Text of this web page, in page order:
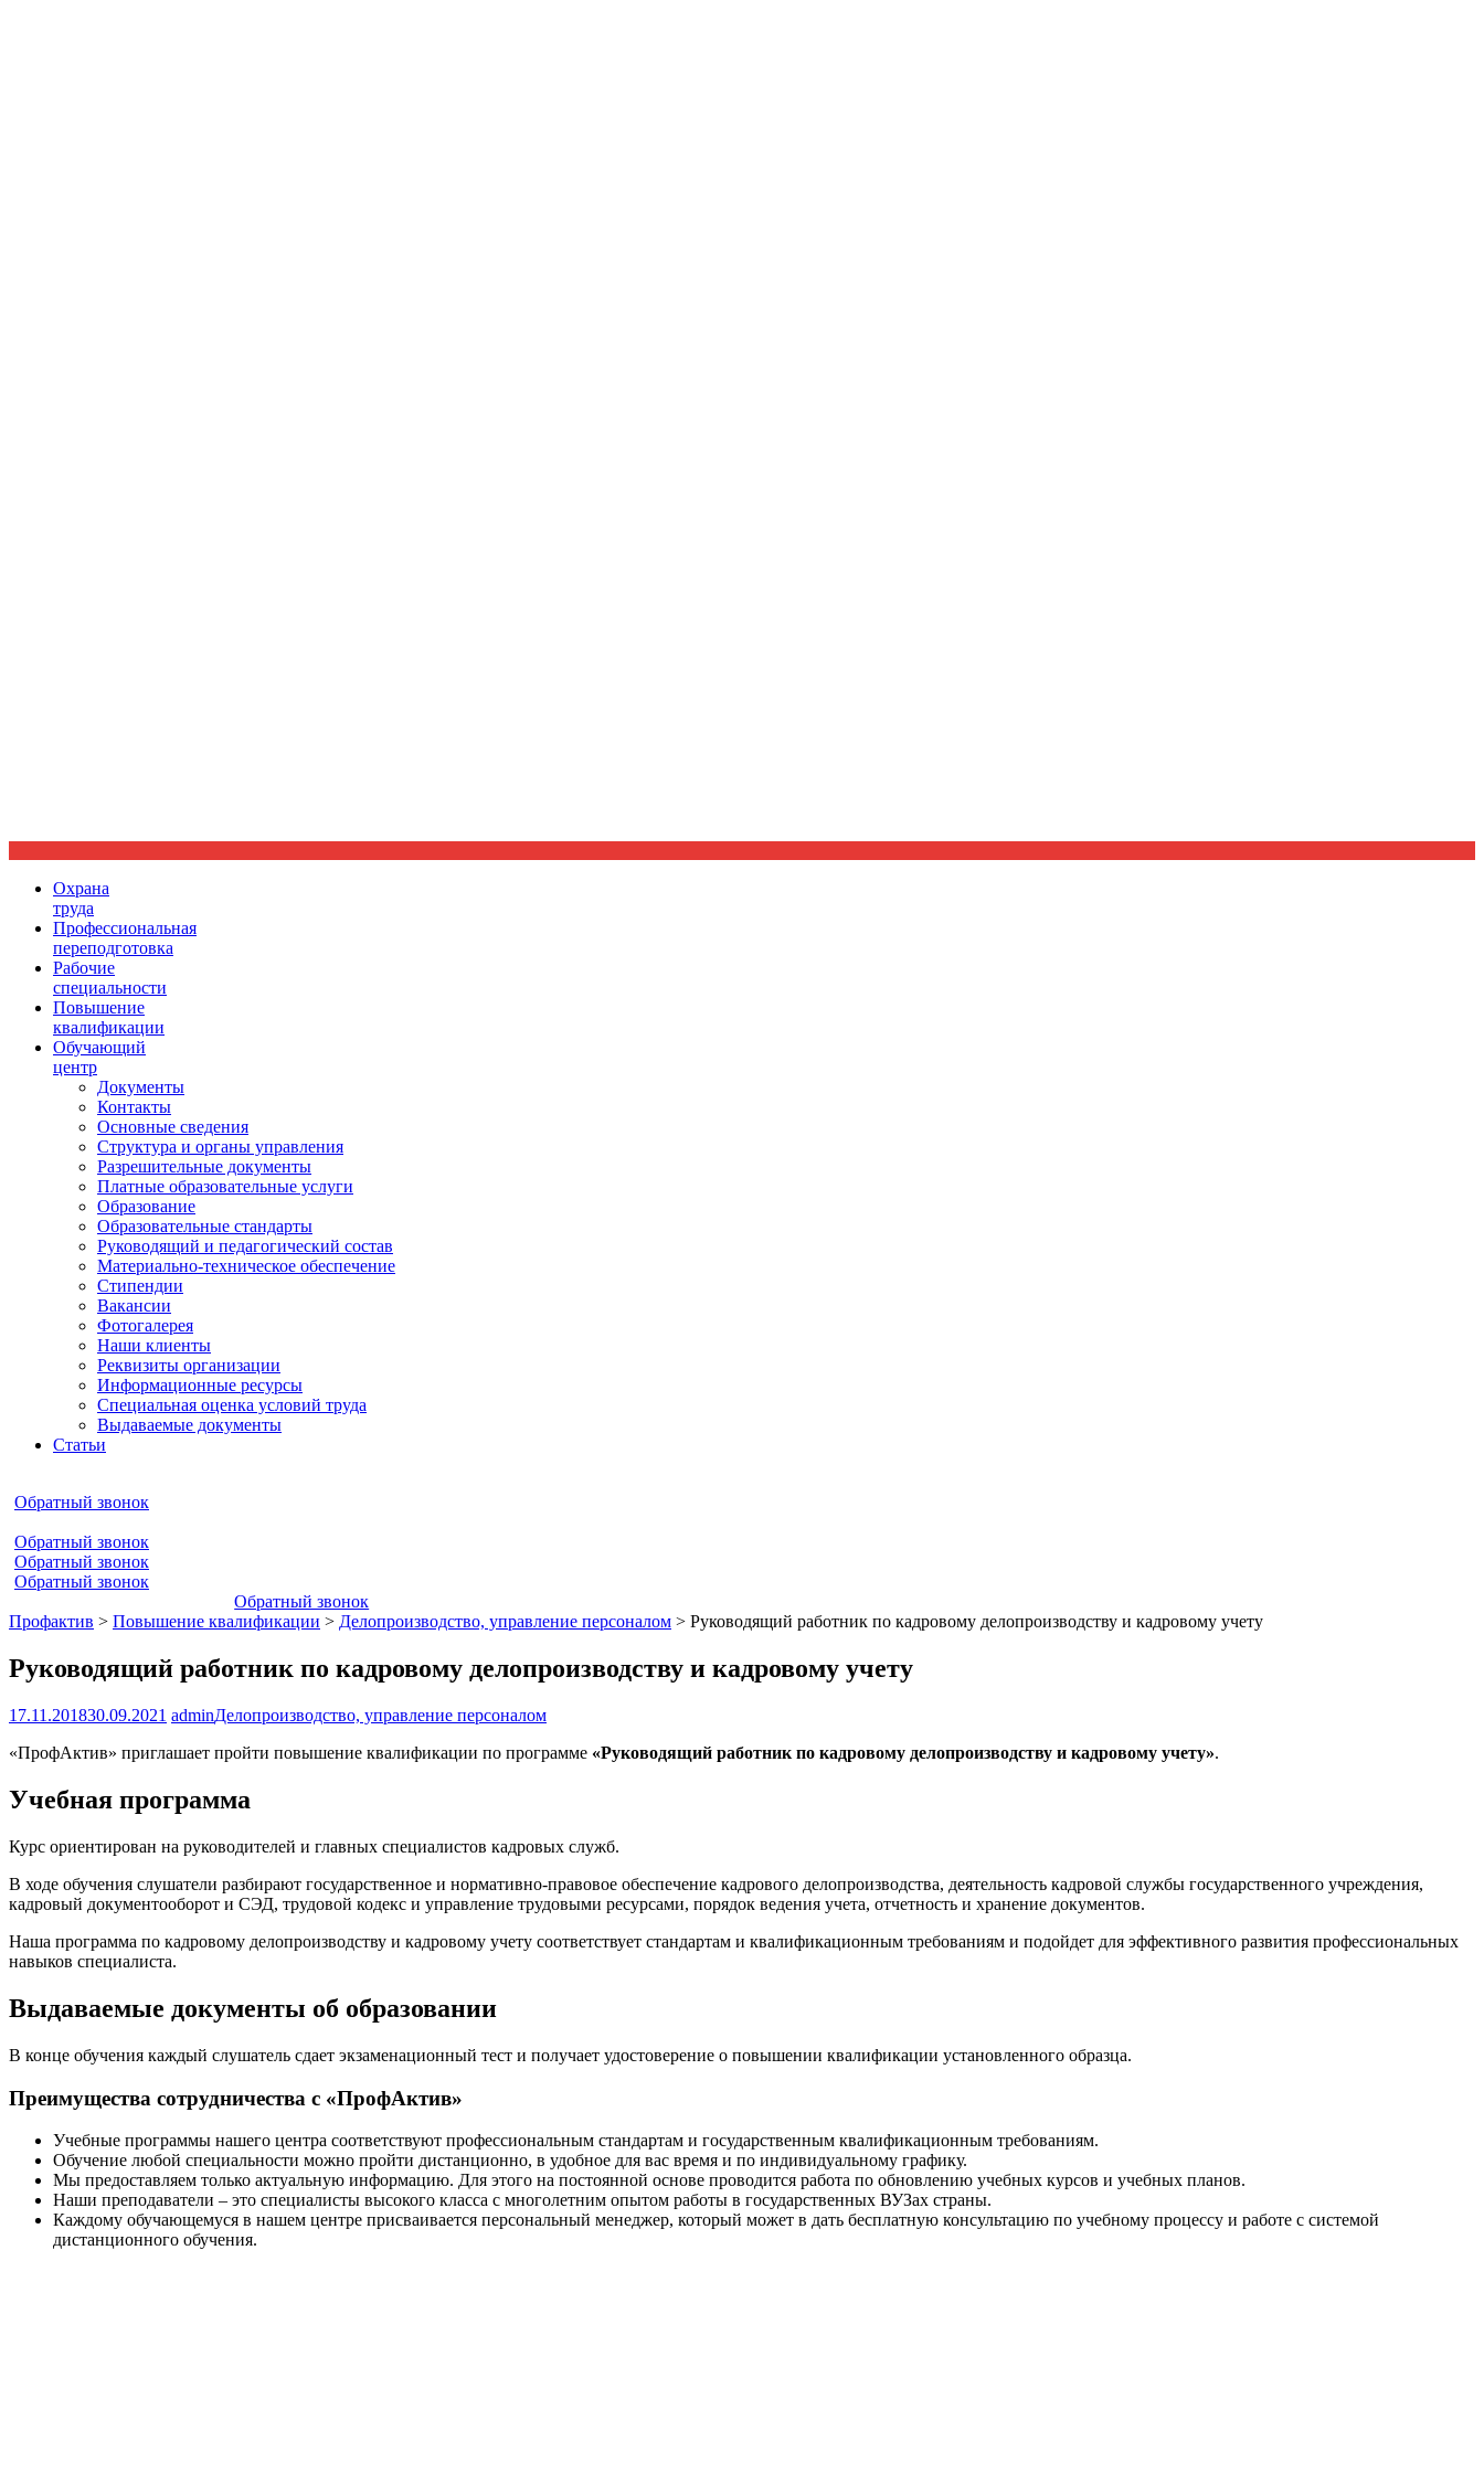
Ориентир охраны труда
Охрана
труда
Профессиональная
переподготовка
Рабочие
специальности
Повышение
квалификации
Обучающий
центр
Документы
Контакты
Основные сведения
Структура и органы управления
Разрешительные документы
Платные образовательные услуги
Образование
Образовательные стандарты
Руководящий и педагогический состав
Материально-техническое обеспечение
Стипендии
Вакансии
Фотогалерея
Наши клиенты
Реквизиты организации
Информационные ресурсы
Специальная оценка условий труда
Выдаваемые документы
Статьи
Обратный звонок
Обратный звонок
Обратный звонок
Обратный звонок
Обратный звонок
Профактив > Повышение квалификации > Делопроизводство, управление персоналом > Руководящий работник по кадровому делопроизводству и кадровому учету
Руководящий работник по кадровому делопроизводству и кадровому учету
17.11.201830.09.2021 adminДелопроизводство, управление персоналом
«ПрофАктив» приглашает пройти повышение квалификации по программе «Руководящий работник по кадровому делопроизводству и кадровому учету».
Учебная программа
Курс ориентирован на руководителей и главных специалистов кадровых служб.
В ходе обучения слушатели разбирают государственное и нормативно-правовое обеспечение кадрового делопроизводства, деятельность кадровой службы государственного учреждения,
кадровый документооборот и СЭД, трудовой кодекс и управление трудовыми ресурсами, порядок ведения учета, отчетность и хранение документов.
Наша программа по кадровому делопроизводству и кадровому учету соответствует стандартам и квалификационным требованиям и подойдет для эффективного развития профессиональных
навыков специалиста.
Выдаваемые документы об образовании
В конце обучения каждый слушатель сдает экзаменационный тест и получает удостоверение о повышении квалификации установленного образца.
Преимущества сотрудничества с «ПрофАктив»
Учебные программы нашего центра соответствуют профессиональным стандартам и государственным квалификационным требованиям.
Обучение любой специальности можно пройти дистанционно, в удобное для вас время и по индивидуальному графику.
Мы предоставляем только актуальную информацию. Для этого на постоянной основе проводится работа по обновлению учебных курсов и учебных планов.
Наши преподаватели – это специалисты высокого класса с многолетним опытом работы в государственных ВУЗах страны.
Каждому обучающемуся в нашем центре присваивается персональный менеджер, который может в дать бесплатную консультацию по учебному процессу и работе с системой
дистанционного обучения.